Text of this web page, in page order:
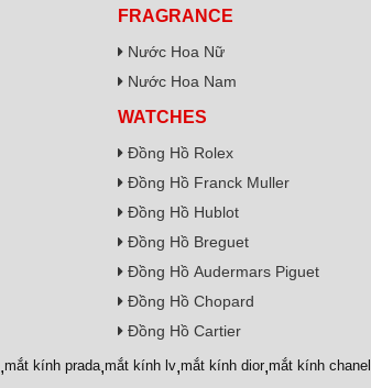
FRAGRANCE
Nước Hoa Nữ
Nước Hoa Nam
WATCHES
Đồng Hồ Rolex
Đồng Hồ Franck Muller
Đồng Hồ Hublot
Đồng Hồ Breguet
Đồng Hồ Audermars Piguet
Đồng Hồ Chopard
Đồng Hồ Cartier
,mắt kính prada,mắt kính lv,mắt kính dior,mắt kính chanel